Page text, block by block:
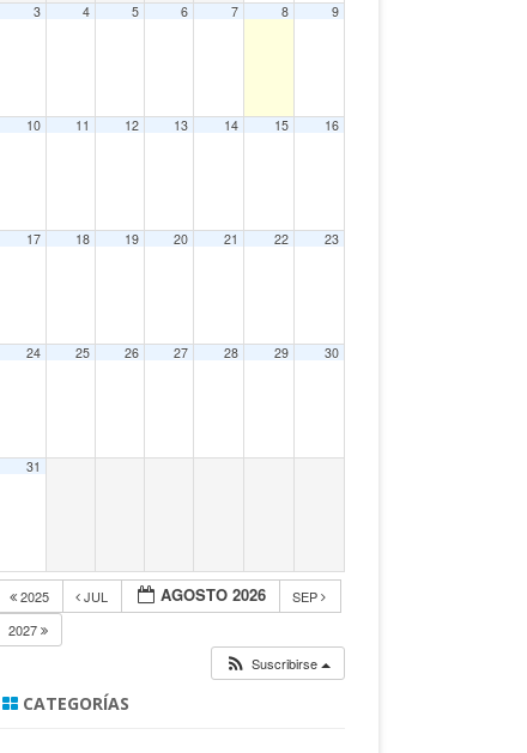
3 4 5 6 7 8 9
10 11 12 13 14 15 16
17 18 19 20 21 22 23
24 25 26 27 28 29 30
31
2025 JUL AGOSTO 2026
SEP
2027
Suscribirse
CATEGORÍAS